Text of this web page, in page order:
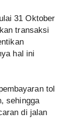
31 Oktober
transaksi
hal ini
tol
sehingga
di jalan